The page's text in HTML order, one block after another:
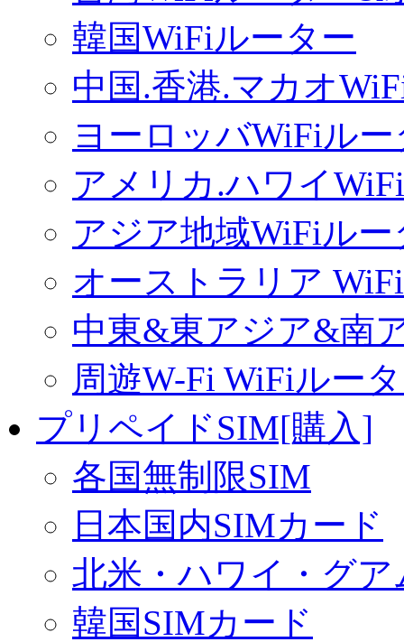
韓国WiFiルーター
中国.香港.マカオ
ヨーロッバWiFiルー
アメリカ.ハワイ
アジア地域WiFiルー
オーストラリア
中東&東アジア&南
周遊W-Fi WiFiルー
プリペイドSIM[購入]
各国無制限SIM
日本国内SIMカード
北米・ハワイ・グ
韓国SIMカード